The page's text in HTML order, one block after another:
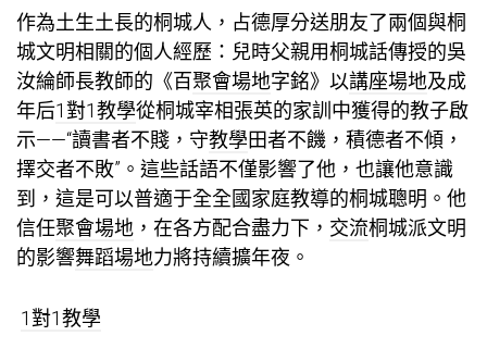
作為土生土長的桐城人，占德厚分送朋友了兩個與桐
城文明相關的個人經歷：兒時父親用桐城話傳授的吳
汝綸師長教師的《百聚會場地字銘》以講座場地及成
年后1對1教學從桐城宰相張英的家訓中獲得的教子啟
示——“讀書者不賤，守教學田者不饑，積德者不傾，
擇交者不敗”。這些話語不僅影響了他，也讓他意識
到，這是可以普適于全全國家庭教導的桐城聰明。他
信任聚會場地 ，在各方配合盡力下， 交流桐城派文明
的影響舞蹈場地力將持續擴年夜。
1對1教學